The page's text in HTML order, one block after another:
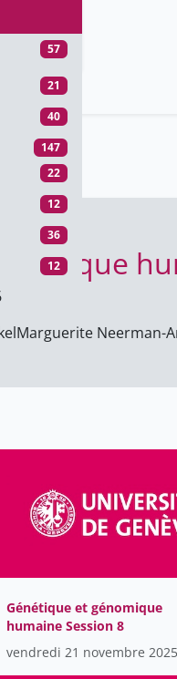
57
40
17
11
22
12
36
12
21
40
147
Marguerite Neerman-
Génétique et génomique
humaine Session 8
vendredi 21 novembre 2025